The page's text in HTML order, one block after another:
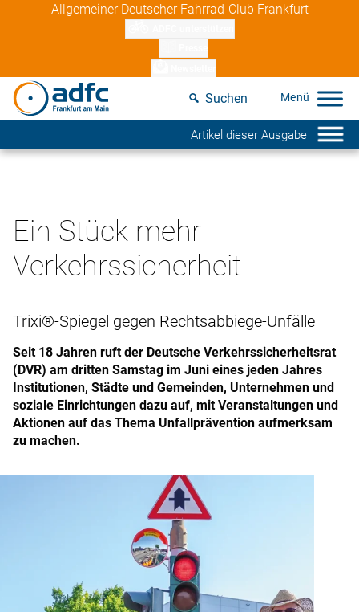
Allgemeiner Deutscher Fahrrad-Club Frankfurt
Suchen
Artikel dieser Ausgabe
Ein Stück mehr
Verkehrssicherheit
Trixi®-Spiegel gegen Rechtsabbiege-Unfälle
Seit 18 Jahren ruft der Deutsche Verkehrssicherheitsrat
(DVR) am dritten Samstag im Juni eines jeden Jahres
Institutionen, Städte und Gemeinden, Unternehmen und
soziale Einrichtungen dazu auf, mit Veranstaltungen und
Aktionen auf das Thema Unfallprävention aufmerksam
zu machen.